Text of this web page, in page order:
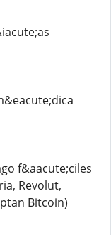
f&aacute;ciles
Revolut,
Bitcoin)